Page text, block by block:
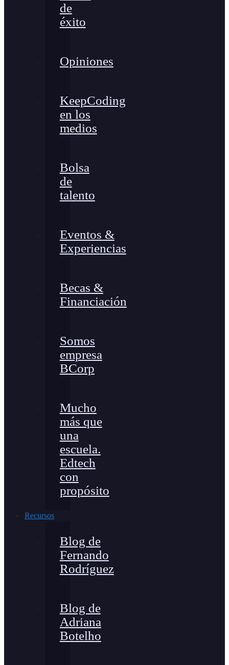
de
éxito
Opiniones
KeepCoding
en los
medios
Bolsa
de
talento
Eventos &
Experiencias
Becas &
Financiación
Somos
empresa
BCorp
Mucho
más que
una
escuela.
Edtech
con
propósito
Recursos
Blog de
Fernando
Rodríguez
Blog de
Adriana
Botelho